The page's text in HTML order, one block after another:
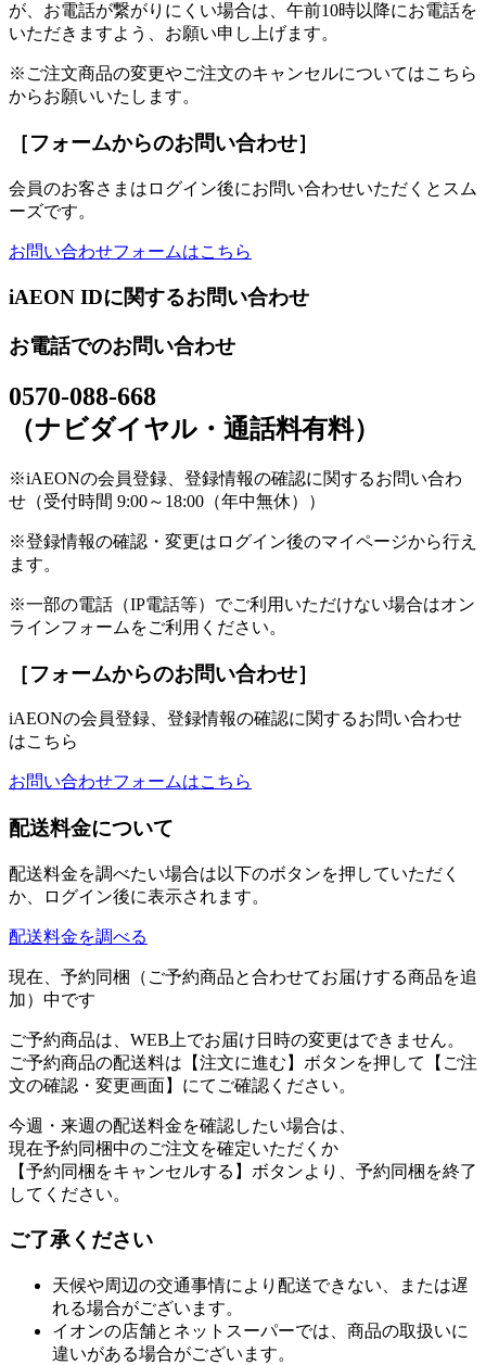
が、お電話が繋がりにくい場合は、午前10時以降にお電話を
いただきますよう、お願い申し上げます。
※ご注文商品の変更やご注文のキャンセルについてはこちら
からお願いいたします。
［フォームからのお問い合わせ］
会員のお客さまはログイン後にお問い合わせいただくとスム
ーズです。
お問い合わせフォームはこちら
iAEON IDに関するお問い合わせ
お電話でのお問い合わせ
0570-088-668
（ナビダイヤル・通話料有料）
※iAEONの会員登録、登録情報の確認に関するお問い合わ
せ（受付時間 9:00～18:00（年中無休））
※登録情報の確認・変更はログイン後のマイページから行え
ます。
※一部の電話（IP電話等）でご利用いただけない場合はオン
ラインフォームをご利用ください。
［フォームからのお問い合わせ］
iAEONの会員登録、登録情報の確認に関するお問い合わせ
はこちら
お問い合わせフォームはこちら
配送料金について
配送料金を調べたい場合は以下のボタンを押していただく
か、ログイン後に表示されます。
配送料金を調べる
現在、予約同梱（ご予約商品と合わせてお届けする商品を追
加）中です
ご予約商品は、WEB上でお届け日時の変更はできません。
ご予約商品の配送料は【注文に進む】ボタンを押して【ご注
文の確認・変更画面】にてご確認ください。
今週・来週の配送料金を確認したい場合は、
現在予約同梱中のご注文を確定いただくか
【予約同梱をキャンセルする】ボタンより、予約同梱を終了
してください。
ご了承ください
天候や周辺の交通事情により配送できない、または遅
れる場合がございます。
イオンの店舗とネットスーパーでは、商品の取扱いに
違いがある場合がございます。